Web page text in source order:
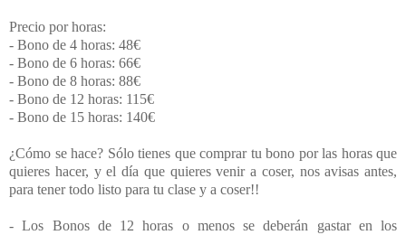
Precio por horas:
- Bono de 4 horas: 48€
- Bono de 6 horas: 66€
- Bono de 8 horas: 88€
- Bono de 12 horas: 115€
- Bono de 15 horas: 140€
¿Cómo se hace? Sólo tienes que comprar tu bono por las horas que
quieres hacer, y el día que quieres venir a coser, nos avisas antes,
para tener todo listo para tu clase y a coser!!
- Los Bonos de 12 horas o menos se deberán gastar en los